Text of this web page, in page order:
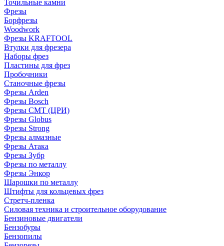
Точильные камни
Фрезы
Борфрезы
Woodwork
Фрезы KRAFTOOL
Втулки для фрезера
Наборы фрез
Пластины для фрез
Пробочники
Станочные фрезы
Фрезы Arden
Фрезы Bosch
Фрезы CMT (ЦРИ)
Фрезы Globus
Фрезы Strong
Фрезы алмазные
Фрезы Атака
Фрезы Зубр
Фрезы по металлу
Фрезы Энкор
Шарошки по металлу
Штифты для кольцевых фрез
Стретч-пленка
Силовая техника и строительное оборудование
Бензиновые двигатели
Бензобуры
Бензопилы